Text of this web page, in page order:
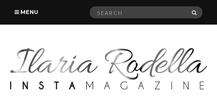
MENU
Search